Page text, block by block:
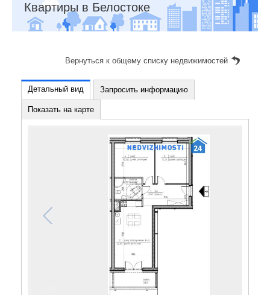
Квартиры в Белостоке
Вернуться к общему списку недвижимостей
Детальный вид Запросить информацию
Показать на карте